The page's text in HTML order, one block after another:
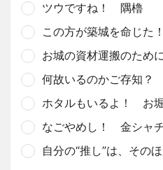
ツウですね！ 隅櫓
この方が築城を命じ
お城の資材運搬のため
何故いるのかご存知
ホタルもいるよ！ お
なごやめし！ 金シャ
自分の“推し”は、その